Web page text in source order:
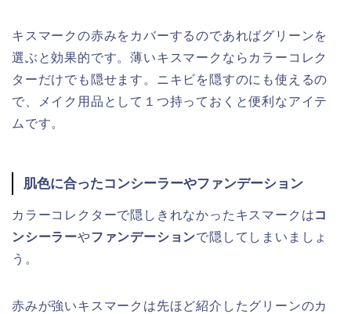
キスマークの赤みをカバーするのであればグリーンを
選ぶと効果的です。薄いキスマークならカラーコレク
ターだけでも隠せます。ニキビを隠すのにも使えるの
で、メイク用品として１つ持っておくと便利なアイテ
ムです。
肌色に合ったコンシーラーやファンデーション
カラーコレクターで隠しきれなかったキスマークはコ
ンシーラーやファンデーションで隠してしまいましょ
う。
赤みが強いキスマークは先ほど紹介したグリーンのカ